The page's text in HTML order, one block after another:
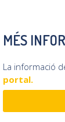
MÉS
La informació
portal.